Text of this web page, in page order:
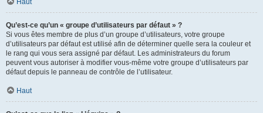
Haut
Qu’est-ce qu’un « groupe d’utilisateurs par défaut » ?
Si vous êtes membre de plus d’un groupe d’utilisateurs, votre groupe
d’utilisateurs par défaut est utilisé afin de déterminer quelle sera la couleur et
le rang qui vous sera assigné par défaut. Les administrateurs du forum
peuvent vous autoriser à modifier vous-même votre groupe d’utilisateurs par
défaut depuis le panneau de contrôle de l’utilisateur.
Haut